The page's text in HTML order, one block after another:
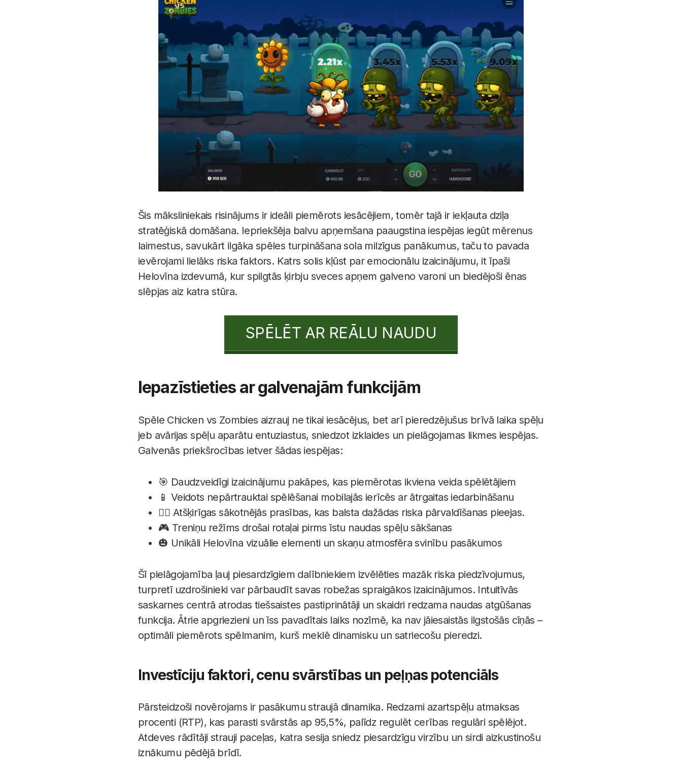
Šis māksliniekais risinājums ir ideāli piemērots iesācējiem, tomēr tajā ir iekļauta dziļa
stratēģiskā domāšana. Iepriekšēja balvu apņemšana paaugstina iespējas iegūt mērenus
laimestus, savukārt ilgāka spēles turpināšana sola milzīgus panākumus, taču to pavada
ievērojami lielāks riska faktors. Katrs solis kļūst par emocionālu izaicinājumu, it īpaši
Helovīna izdevumā, kur spilgtās ķirbju sveces apņem galveno varoni un biedējoši ēnas
slēpjas aiz katra stūra.
SPĒLĒT AR REĀLU NAUDU
Iepazīstieties ar galvenajām funkcijām
Spēle Chicken vs Zombies aizrauj ne tikai iesācējus, bet arī pieredzējušus brīvā laika spēļu
jeb avārijas spēļu aparātu entuziastus, sniedzot izklaides un pielāgojamas likmes iespējas.
Galvenās priekšrocības ietver šādas iespējas:
🎯 Daudzveidīgi izaicinājumu pakāpes, kas piemērotas ikviena veida spēlētājiem
📱 Veidots nepārtrauktai spēlēšanai mobilajās ierīcēs ar ātrgaitas iedarbināšanu
🧟‍♂️ Atšķirīgas sākotnējās prasības, kas balsta dažādas riska pārvaldīšanas pieejas.
🎮 Treniņu režīms drošai rotaļai pirms īstu naudas spēļu sākšanas
🎃 Unikāli Helovīna vizuālie elementi un skaņu atmosfēra svinību pasākumos
Šī pielāgojamība ļauj piesardzīgiem dalībniekiem izvēlēties mazāk riska piedzīvojumus,
turpretī uzdrošinieki var pārbaudīt savas robežas spraigākos izaicinājumos. Intuitīvās
saskarnes centrā atrodas tiešsaistes pastiprinātāji un skaidri redzama naudas atgūšanas
funkcija. Ātrie apgriezieni un īss pavadītais laiks nozīmē, ka nav jāiesaistās ilgstošās cīņās –
optimāli piemērots spēlmanim, kurš meklē dinamisku un satriecošu pieredzi.
Investīciju faktori, cenu svārstības un peļņas potenciāls
Pārsteidzoši novērojams ir pasākumu straujā dinamika. Redzami azartspēļu atmaksas
procenti (RTP), kas parasti svārstās ap 95,5%, palīdz regulēt cerības regulāri spēlējot.
Atdeves rādītāji strauji paceļas, katra sesija sniedz piesardzīgu virzību un sirdi aizkustinošu
iznākumu pēdējā brīdī.